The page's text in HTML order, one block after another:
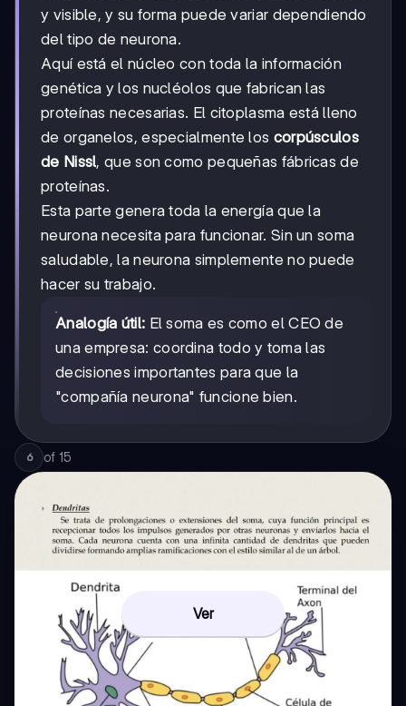
y visible, y su forma puede variar dependiendo
del tipo de neurona.
Aquí está el núcleo con toda la información
genética y los nucléolos que fabrican las
proteínas necesarias. El citoplasma está lleno
de organelos, especialmente los corpúsculos
de Nissl, que son como pequeñas fábricas de
proteínas.
Esta parte genera toda la energía que la
neurona necesita para funcionar. Sin un soma
saludable, la neurona simplemente no puede
hacer su trabajo.
Analogía útil: El soma es como el CEO de
una empresa: coordina todo y toma las
decisiones importantes para que la
"compañía neurona" funcione bien.
6 of 15
Ver